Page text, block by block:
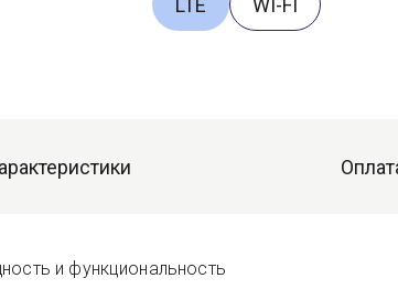
и функциональность